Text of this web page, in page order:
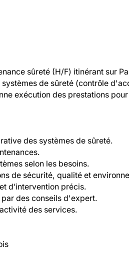
sûreté (H/F) itinérant sur
de sûreté (contrôle
exécution des prestations
des systèmes de sûreté.
selon les besoins.
de sécurité, qualité et
d’intervention précis.
des conseils d'expert.
des services.